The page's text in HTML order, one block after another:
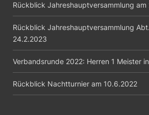
Rückblick Jahreshauptversammlung am
Rückblick Jahreshauptversammlung
24.2.2023
Verbandsrunde 2022: Herren 1 Meister
Rückblick Nachtturnier am 10.6.2022